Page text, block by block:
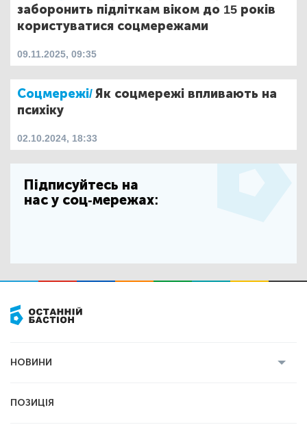
заборонить підліткам віком до 15 років
користуватися соцмережами
09.11.2025, 09:35
Соцмережі/Як соцмережі впливають на
психіку
02.10.2024, 18:33
Підписуйтесь на
нас у соц-мережах:
НОВИНИ
ПОЗИЦІЯ